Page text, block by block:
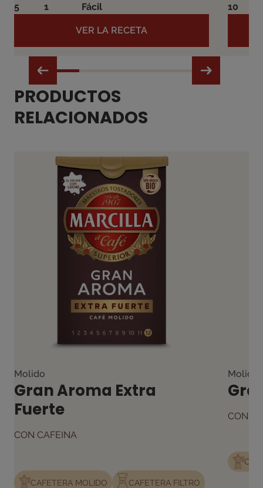
5 1 Fácil
VER LA RECETA
10
PRODUCTOS
RELACIONADOS
Molido
Gran Aroma Extra
Fuerte
CON CAFEINA
CAFETERA MOLIDO CAFETERA FILTRO
Molido
CON